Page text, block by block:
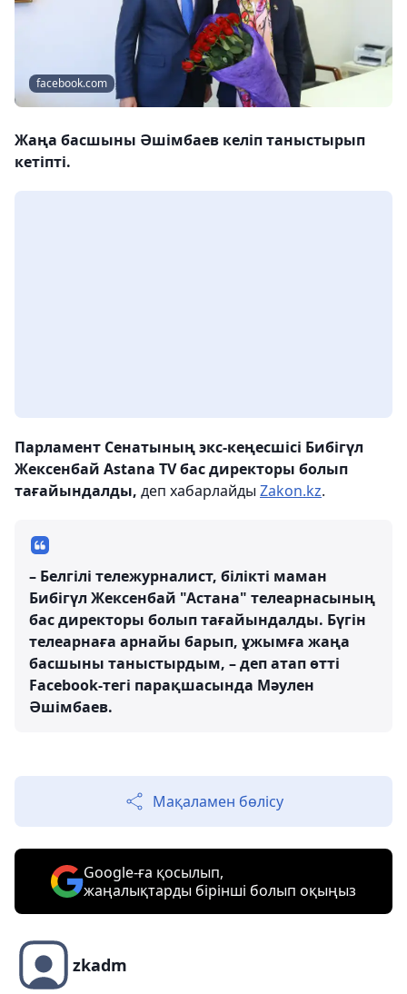
facebook.com
Жаңа басшыны Әшімбаев келіп таныстырып
кетіпті.
Парламент Сенатының экс-кеңесшісі Бибігүл
Жексенбай Astana TV бас директоры болып
тағайындалды, деп хабарлайды Zakon.kz.
– Белгілі тележурналист, білікті маман
Бибігүл Жексенбай "Астана" телеарнасының
бас директоры болып тағайындалды. Бүгін
телеарнаға арнайы барып, ұжымға жаңа
басшыны таныстырдым, – деп атап өтті
Facebook-тегі парақшасында Мәулен
Әшімбаев.
Мақаламен бөлісу
Google-ға қосылып,
жаңалықтарды бірінші болып оқыңыз
zkadm